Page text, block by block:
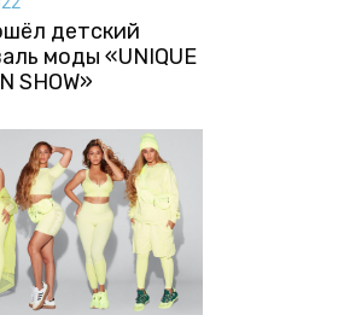
детский
моды «UNIQUE
SHOW»